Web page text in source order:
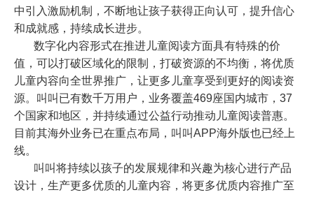
中引入激励机制，不断地让孩子获得正向认可，提升信心
和成就感，持续成长进步。
数字化内容形式在推进儿童阅读方面具有特殊的价
值，可以打破区域化的限制，打破资源的不均衡，将优质
儿童内容向全世界推广，让更多儿童享受到更好的阅读资
源。叫叫已有数千万用户，业务覆盖469座国内城市， 37
个国家和地区，并持续通过公益行动推动儿童阅读普惠。
目前其海外业务已在重点布局，叫叫APP海外版也已经上
线。
叫叫将持续以孩子的发展规律和兴趣为核心进行产品
设计，生产更多优质的儿童内容，将更多优质内容推广至